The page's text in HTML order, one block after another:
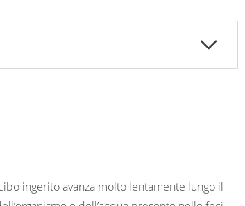
ingerito avanza molto lentamente lungo il